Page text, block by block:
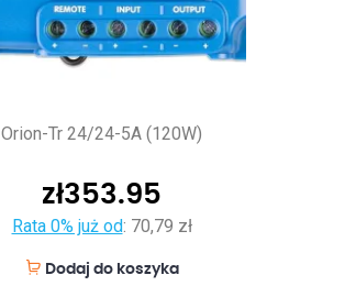
Orion-Tr 24/24-5A (120W)
zł353.95
Rata 0% już od: 70,79 zł
Dodaj do koszyka